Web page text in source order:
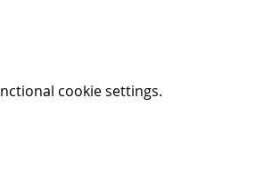
cookie settings.